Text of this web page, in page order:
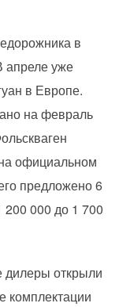
в
апреле уже
в Европе.
на февраль
официальном
предложено 6
200 000 до 1 700
дилеры открыли
комплектации